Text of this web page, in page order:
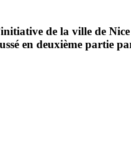
de la ville de
en deuxième partie